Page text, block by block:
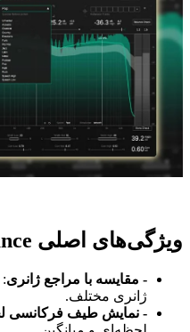
ویژگی‌های اصلی Sonible Truebalance:
- مقایسه با مراجع ژانری
ژانری مختلف.
- نمایش طیف فرکانسی